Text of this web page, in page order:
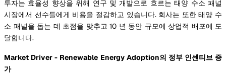
투자는 효율성 향상을 위해 연구 및 개발으로 흐르는 태양 수소 패널
시장에서 선수들에게 비용을 절감하고 있습니다. 회사는 또한 태양 수
소 패널을 돕는 데 초점을 맞추고 10 년 동안 규모에 상업적 배포에 도
달합니다.
Market Driver - Renewable Energy Adoption의 정부 인센티브 증
가